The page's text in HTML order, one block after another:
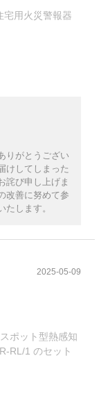
宅用火災警報器
りがとうござい
けしてしまった
詫び申し上げま
改善に努めて参
たします。
2025-05-09
ポット型熱感知
RL/1 のセット